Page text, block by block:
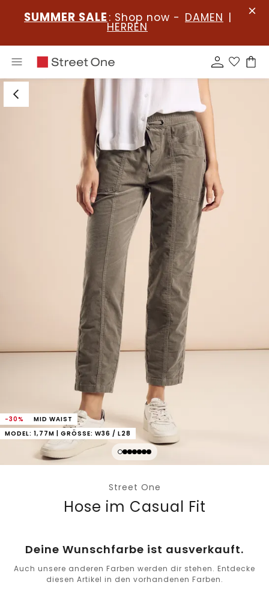
SUMMER SALE : Shop now - DAMEN |
HERREN
-30%
MID WAIST
MODEL: 1,77M | GRÖSSE: W36 / L28
Street One
Hose im Casual Fit
Deine Wunschfarbe ist ausverkauft.
Auch unsere anderen Farben werden dir stehen. Entdecke
diesen Artikel in den vorhandenen Farben.